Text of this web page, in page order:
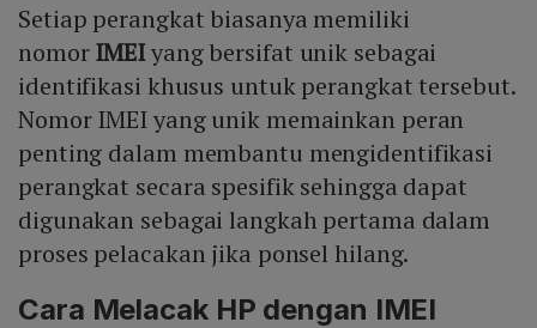
Setiap perangkat biasanya memiliki
nomorIMEIyang bersifat unik sebagai
identifikasi khusus untuk perangkat tersebut.
Nomor IMEI yang unik memainkan peran
penting dalam membantu mengidentifikasi
perangkat secara spesifik sehingga dapat
digunakan sebagai langkah pertama dalam
proses pelacakan jika ponsel hilang.
Cara Melacak HP dengan IMEI